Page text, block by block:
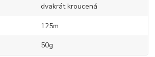
dvakrát kroucená
125m
50g